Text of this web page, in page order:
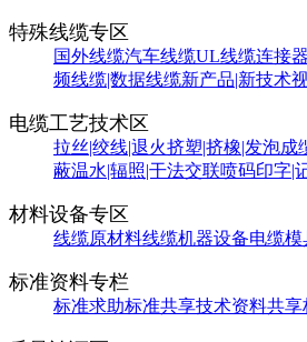
特殊线缆专区
国外线缆汽车线缆UL线缆连接
频线缆|数据线缆新产品|新技术
电缆工艺技术区
拉丝|绞线|退火挤塑|挤橡|发泡成
蔽温水|辐照|干法交联喷码印字|
材料设备专区
线缆原材料线缆机器设备电缆模
标准资料专栏
标准求助标准共享技术资料共享